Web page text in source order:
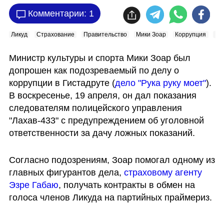
Комментарии: 1
Ликуд Страхование Правительство Мики Зоар Коррупция
Министр культуры и спорта Мики Зоар был
допрошен как подозреваемый по делу о
коррупции в Гистадруте (дело "Рука руку моет").
В воскресенье, 19 апреля, он дал показания
следователям полицейского управления
"Лахав-433" с предупреждением об уголовной
ответственности за дачу ложных показаний.
Согласно подозрениям, Зоар помогал одному из
главных фигурантов дела, страховому агенту
Эзре Габаю, получать контракты в обмен на
голоса членов Ликуда на партийных праймериз.